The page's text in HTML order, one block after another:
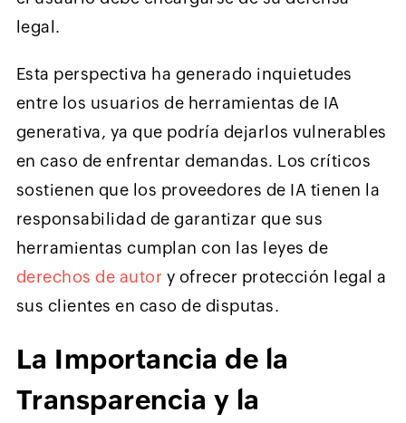
legal.
Esta perspectiva ha generado inquietudes
entre los usuarios de herramientas de IA
generativa, ya que podría dejarlos vulnerables
en caso de enfrentar demandas. Los críticos
sostienen que los proveedores de IA tienen la
responsabilidad de garantizar que sus
herramientas cumplan con las leyes de
derechos de autor y ofrecer protección legal a
sus clientes en caso de disputas.
La Importancia de la
Transparencia y la